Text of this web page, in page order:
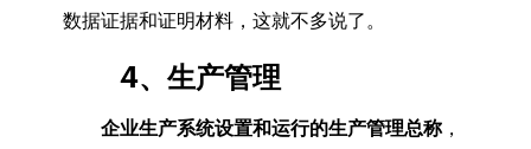
数据证据和证明材料，这就不多说了。
4、生产管理
企业生产系统设置和运行的生产管理总称，